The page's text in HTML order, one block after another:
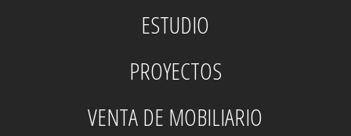
ESTUDIO
PROYECTOS
VENTA DE MOBILIARIO